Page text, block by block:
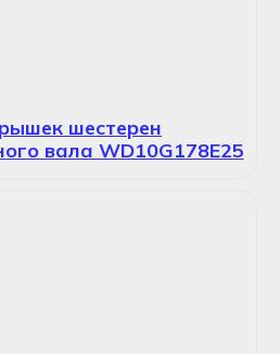
шестерен
вала WD10G178E25